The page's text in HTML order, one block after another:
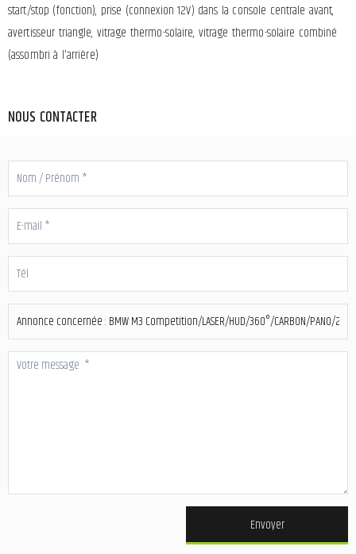
start/stop (fonction), prise (connexion 12V) dans la console centrale avant,
avertisseur triangle, vitrage thermo-solaire, vitrage thermo-solaire combiné
(assombri à l'arrière)
NOUS CONTACTER
Envoyer